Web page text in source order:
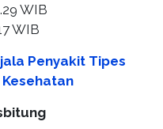
WIB
WIB
Penyakit Tipes
X